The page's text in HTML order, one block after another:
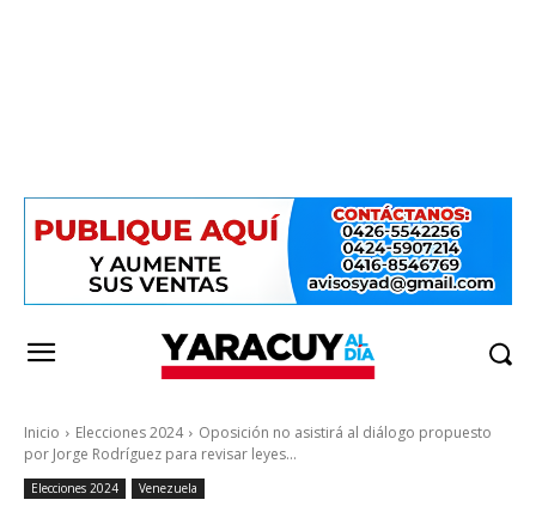
Inicio Elecciones 2024
Oposición no asistirá al diálogo propuesto
por Jorge Rodríguez para revisar leyes...
Elecciones 2024 Venezuela